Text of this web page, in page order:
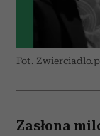
Fot.
Zasłona